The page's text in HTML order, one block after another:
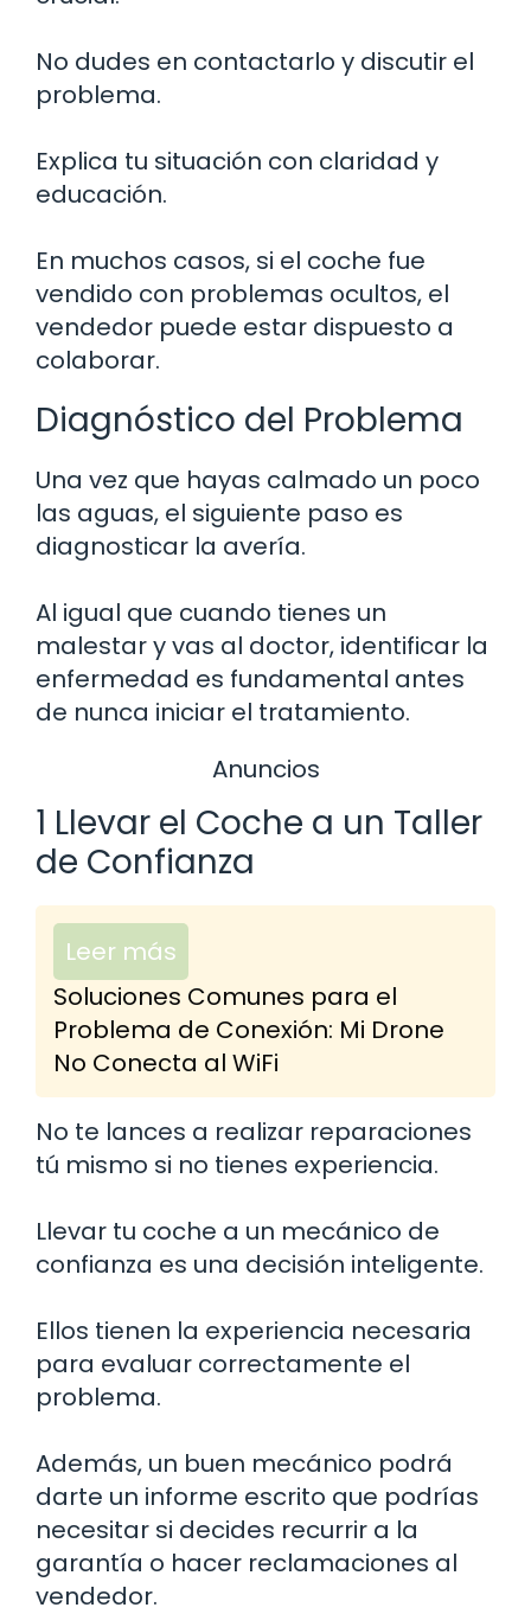
No dudes en contactarlo y discutir el
problema.
Explica tu situación con claridad y
educación.
En muchos casos, si el coche fue
vendido con problemas ocultos, el
vendedor puede estar dispuesto a
colaborar.
Diagnóstico del Problema
Una vez que hayas calmado un poco
las aguas, el siguiente paso es
diagnosticar la avería.
Al igual que cuando tienes un
malestar y vas al doctor, identificar la
enfermedad es fundamental antes
de nunca iniciar el tratamiento.
Anuncios
1 Llevar el Coche a un Taller
de Confianza
Leer más
Soluciones Comunes para el
Problema de Conexión: Mi Drone
No Conecta al WiFi
No te lances a realizar reparaciones
tú mismo si no tienes experiencia.
Llevar tu coche a un mecánico de
confianza es una decisión inteligente.
Ellos tienen la experiencia necesaria
para evaluar correctamente el
problema.
Además, un buen mecánico podrá
darte un informe escrito que podrías
necesitar si decides recurrir a la
garantía o hacer reclamaciones al
vendedor.